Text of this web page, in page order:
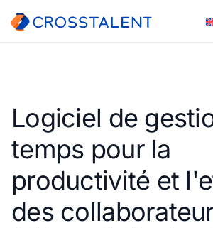
Logiciel de
temps pour la
productivité et
des